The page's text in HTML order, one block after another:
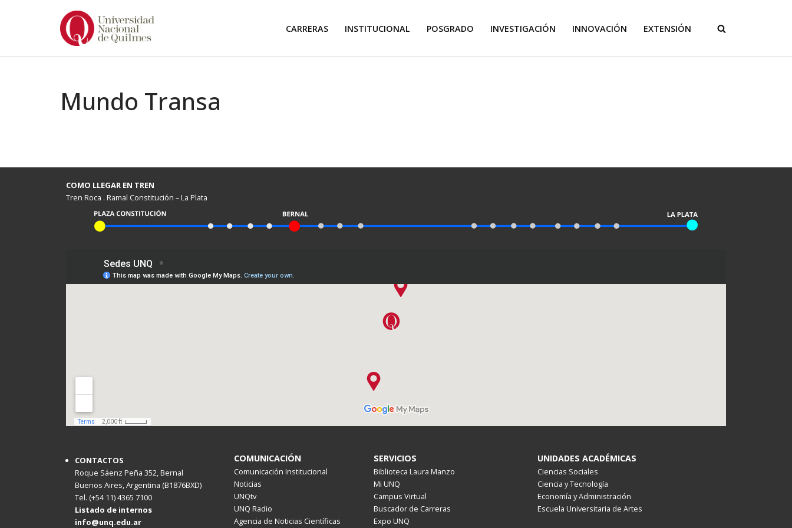
CARRERAS INSTITUCIONAL POSGRADO INVESTIGACIÓN INNOVACIÓN EXTENSIÓN
Mundo Transa
COMO LLEGAR EN TREN
Tren Roca . Ramal Constitución – La Plata
CONTACTOS
Roque Sáenz Peña 352, Bernal
Buenos Aires, Argentina (B1876BXD)
Tel. (+54 11) 4365 7100
Listado de internos
info@unq.edu.ar
COMUNICACIÓN
Comunicación Institucional
Noticias
UNQtv
UNQ Radio
Agencia de Noticias Científicas
SERVICIOS
Biblioteca Laura Manzo
Mi UNQ
Campus Virtual
Buscador de Carreras
Expo UNQ
UNIDADES ACADÉMICAS
Ciencias Sociales
Ciencia y Tecnología
Economía y Administración
Escuela Universitaria de Artes